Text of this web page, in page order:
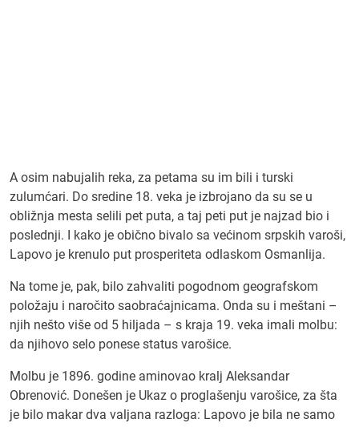
A osim nabujalih reka, za petama su im bili i turski
zulumćari. Do sredine 18. veka je izbrojano da su se u
obližnja mesta selili pet puta, a taj peti put je najzad bio i
poslednji. I kako je obično bivalo sa većinom srpskih varoši,
Lapovo je krenulo put prosperiteta odlaskom Osmanlija.
Na tome je, pak, bilo zahvaliti pogodnom geografskom
položaju i naročito saobraćajnicama. Onda su i meštani –
njih nešto više od 5 hiljada – s kraja 19. veka imali molbu:
da njihovo selo ponese status varošice.
Molbu je 1896. godine aminovao kralj Aleksandar
Obrenović. Donešen je Ukaz o proglašenju varošice, za šta
je bilo makar dva valjana razloga: Lapovo je bila ne samo